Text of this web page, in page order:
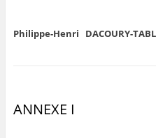
Philippe-Henri DACOURY-
ANNEXE I